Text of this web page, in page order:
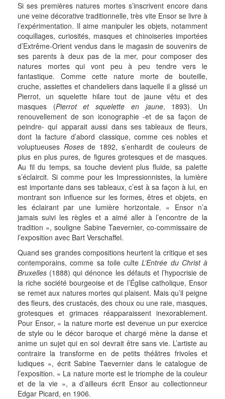
Si ses premières natures mortes s’inscrivent encore dans
une veine décorative traditionnelle, très vite Ensor se livre à
l’expérimentation. Il aime manipuler les objets, notamment
coquillages, curiosités, masques et chinoiseries importées
d’Extrême-Orient vendus dans le magasin de souvenirs de
ses parents à deux pas de la mer, pour composer des
natures mortes qui vont peu à peu tendre vers le
fantastique. Comme cette nature morte de bouteille,
cruche, assiettes et chandeliers dans laquelle il a glissé un
Pierrot, un squelette hilare tout de jaune vêtu et des
masques (Pierrot et squelette en jaune, 1893). Un
renouvellement de son iconographie -et de sa façon de
peindre- qui apparait aussi dans ses tableaux de fleurs,
dont la facture d’abord classique, comme ces nobles et
voluptueuses Rosesde 1892, s’enhardit de couleurs de
plus en plus pures, de figures grotesques et de masques.
Au fil du temps, sa touche devient plus fluide, sa palette
s’éclaircit. Si comme pour les Impressionnistes, la lumière
est importante dans ses tableaux, c’est à sa façon à lui, en
montrant son influence sur les formes, êtres et objets, en
les éclairant par une lumière horizontale. « Ensor n’a
jamais suivi les règles et a aimé aller à l’encontre de la
tradition », souligne Sabine Taevernier, co-commissaire de
l’exposition avec Bart Verschaffel.
Quand ses grandes compositions heurtent la critique et ses
contemporains, comme sa toile culteL’Entrée du Christ à
Bruxelles (1888) qui dénonce les défauts et l’hypocrisie de
la riche société bourgeoise et de l’Église catholique, Ensor
se remet aux natures mortes qui plaisent. Mais qu’il peigne
des fleurs, des crustacés, des choux ou une raie, masques,
grotesques et grimaces réapparaissent inexorablement.
Pour Ensor, « la nature morte est devenue un pur exercice
de style ou le décor baroque et chargé mène la danse et
anime un sujet qui en soi devrait être sans vie. L’artiste au
contraire la transforme en de petits théâtres frivoles et
ludiques », écrit Sabine Taevernier dans le catalogue de
l’exposition. « La nature morte est le triomphe de la couleur
et de la vie », a d’ailleurs écrit Ensor au collectionneur
Edgar Picard, en 1906.